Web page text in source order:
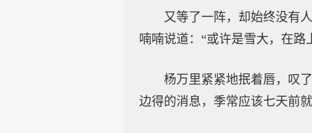
又等了一阵，却始终没有
喃喃说道：“或许是雪大，在路
杨万里紧紧地抿着唇，叹
边得的消息，季常应该七天前